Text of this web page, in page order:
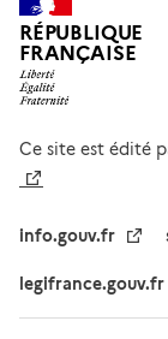
RÉPUBLIQUE
FRANÇAISE
Ce site est édité
info.gouv.fr
legifrance.gouv.fr